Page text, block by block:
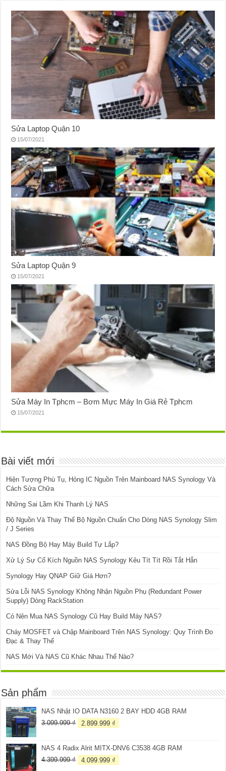
Sửa Laptop Quận 10
15/07/2021
Sửa Laptop Quận 9
15/07/2021
Sửa Máy In Tphcm – Bơm Mực Máy In Giá Rẻ Tphcm
15/07/2021
Bài viết mới
Hiện Tượng Phù Tụ, Hỏng IC Nguồn Trên Mainboard NAS Synology Và
Cách Sửa Chữa
Những Sai Lầm Khi Thanh Lý NAS
Độ Nguồn Và Thay Thế Bộ Nguồn Chuẩn Cho Dòng NAS Synology Slim
/ J Series
NAS Đồng Bộ Hay Máy Build Tự Lắp?
Xử Lý Sự Cố Kích Nguồn NAS Synology Kêu Tít Tít Rồi Tắt Hẳn
Synology Hay QNAP Giữ Giá Hơn?
Sửa Lỗi NAS Synology Không Nhận Nguồn Phụ (Redundant Power
Supply) Dòng RackStation
Có Nên Mua NAS Synology Cũ Hay Build Máy NAS?
Cháy MOSFET và Chập Mainboard Trên NAS Synology: Quy Trình Đo
Đạc & Thay Thế
NAS Mới Và NAS Cũ Khác Nhau Thế Nào?
Sản phẩm
NAS Nhật IO DATA N3160 2 BAY HDD 4GB RAM
3.099.999₫
Giá
3.099.999 ₫.
2.899.999 ₫
là:
NAS 4 Radix Alrit MITX-DNV6 C3538 4GB RAM
4.399.999₫
Giá
4.099.999 ₫